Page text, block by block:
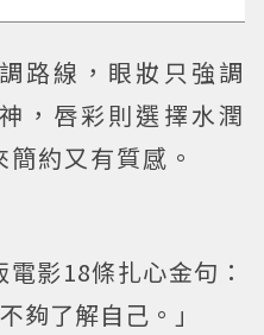
路線，眼妝只強調
，唇彩則選擇水潤
約又有質感。
影18條扎心金句：
夠了解自己。」